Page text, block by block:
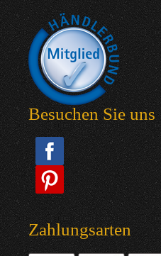
Besuchen Sie uns
Zahlungsarten